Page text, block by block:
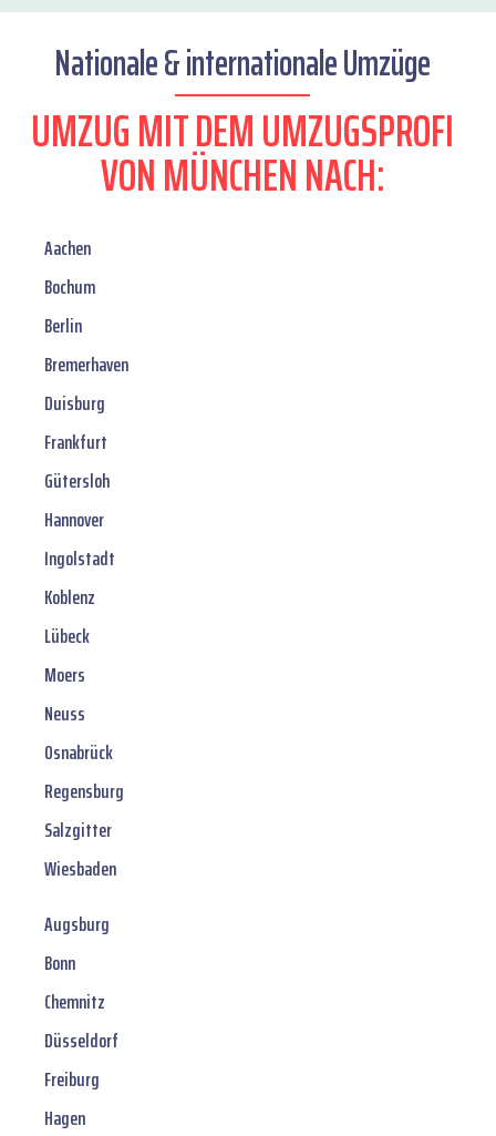
Nationale & internationale Umzüge
UMZUG MIT DEM UMZUGSPROFI
VON MÜNCHEN NACH:
Aachen
Bochum
Berlin
Bremerhaven
Duisburg
Frankfurt
Gütersloh
Hannover
Ingolstadt
Koblenz
Lübeck
Moers
Neuss
Osnabrück
Regensburg
Salzgitter
Wiesbaden
Augsburg
Bonn
Chemnitz
Düsseldorf
Freiburg
Hagen